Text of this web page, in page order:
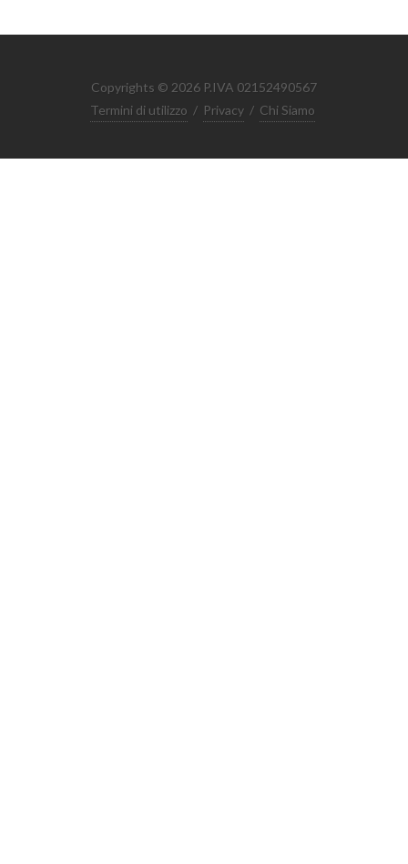
Copyrights © 2026 P.IVA 02152490567
Termini di utilizzo / Privacy / Chi Siamo